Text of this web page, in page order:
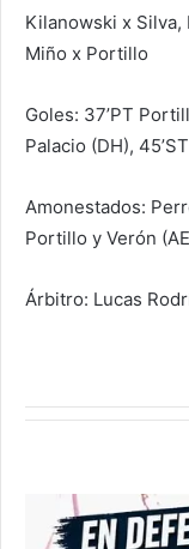
Kilanowski x Silva,
Miño x Portillo
Goles: 37’PT
Palacio (DH),
Amonestados:
Portillo y Verón
Árbitro: Lucas